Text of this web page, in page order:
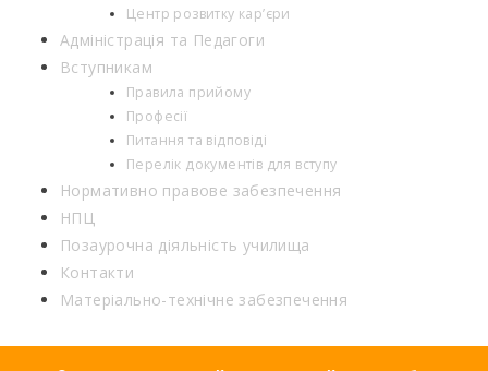
Центр розвитку кар’єри
Адміністрація та Педагоги
Вступникам
Правила прийому
Професії
Питання та відповіді
Перелік документів для вступу
Нормативно правове забезпечення
НПЦ
Позаурочна діяльність училища
Контакти
Матеріально-технічне забезпечення